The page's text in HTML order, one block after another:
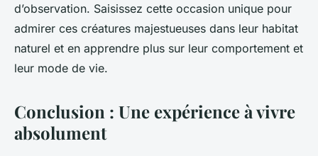
d’observation. Saisissez cette occasion unique pour
admirer ces créatures majestueuses dans leur habitat
naturel et en apprendre plus sur leur comportement et
leur mode de vie.
Conclusion : Une expérience à vivre
absolument